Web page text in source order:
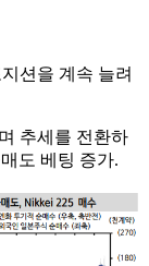
션을 계속 늘려
추세를 전환하
도 베팅 증가.